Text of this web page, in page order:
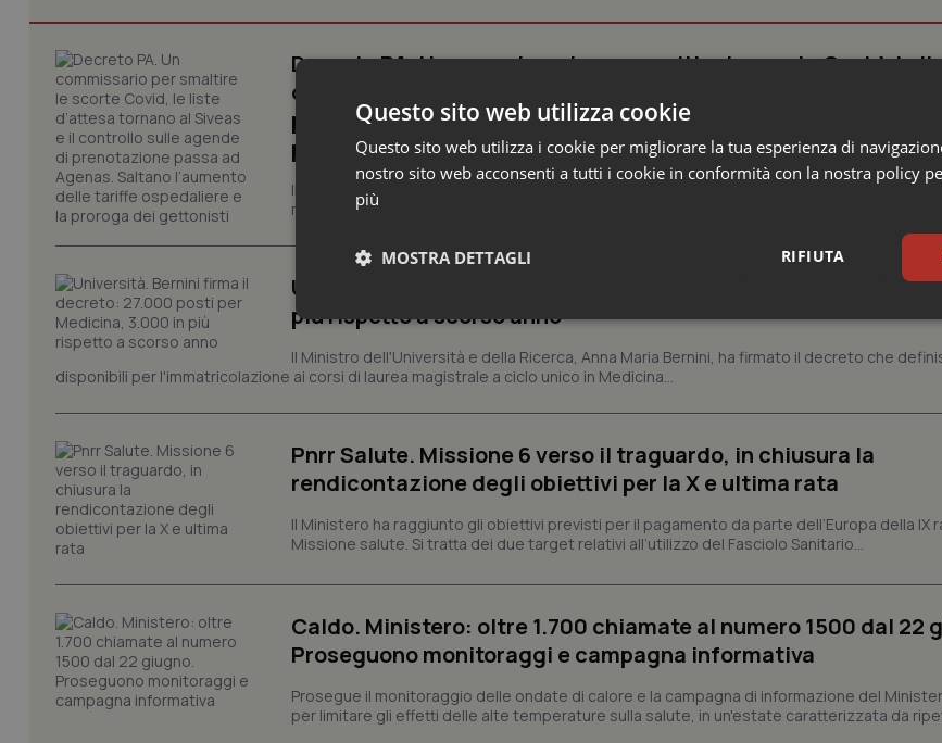
Decreto PA. Un commissario per smaltire le scorte Covid, le
d’attesa tornano al Siveas e il controllo sulle agende di
passa ad Agenas. Saltano l’aumento delle tariffe ospedaliere e
proroga dei gettonisti
Il Consiglio dei Ministri ha dato il via libera al Decreto PA nei giorni scorsi, il provvedimento
misure urgenti per la funzionalità della pubblica amministrazione. Tra le norme...
Università. Bernini firma il decreto: 27.000 posti per
più rispetto a scorso anno
Il Ministro dell'Università e della Ricerca, Anna Maria Bernini, ha firmato il decreto che
disponibili per l'immatricolazione ai corsi di laurea magistrale a ciclo unico in Medicina...
Pnrr Salute. Missione 6 verso il traguardo, in chiusura la
rendicontazione degli obiettivi per la X e ultima rata
Il Ministero ha raggiunto gli obiettivi previsti per il pagamento da parte dell’Europa della IX
Missione salute. Si tratta dei due target relativi all’utilizzo del Fasciolo Sanitario...
Caldo. Ministero: oltre 1.700 chiamate al numero 1500 dal 22
Proseguono monitoraggi e campagna informativa
Prosegue il monitoraggio delle ondate di calore e la campagna di informazione del
per limitare gli effetti delle alte temperature sulla salute, in un'estate caratterizzata da
Questo sito web utilizza cookie
Questo sito web utilizza i cookie per migliorare la tua esperienza di
nostro sito web acconsenti a tutti i cookie in conformità con la nostra policy
più
RIFIUTA
MOSTRA DETTAGLI
Necessari Statistici
Necessari Statistici Marketing
e l'accesso alle aree protette del sito. Il sito web non è in grado di funzionare correttamente senza
interazione con il sito.
del visitatore riguardo a
impostazioni sulla privacy,
CookieScriptConsent
CookieScript
www.quotidianosanita.it
5 mesi 3
settimane
Questo cookie viene
Script.com per ricordare le